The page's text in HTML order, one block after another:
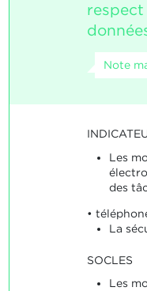
Note
Les
des
•
La
SOCLES
Les